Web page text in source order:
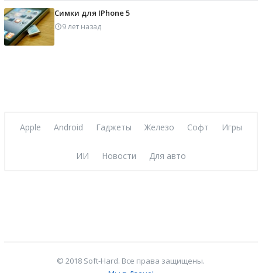
Симки для IPhone 5
9 лет назад
Apple Android Гаджеты Железо Софт Игры
ИИ Новости Для авто
© 2018 Soft-Hard. Все права защищены.